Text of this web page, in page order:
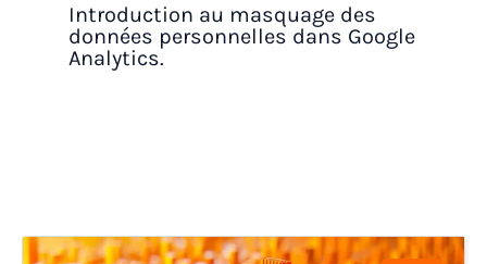
Introduction au masquage des
données personnelles dans Google
Analytics.